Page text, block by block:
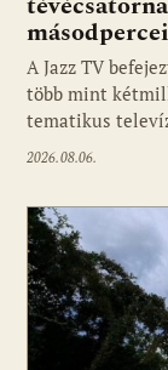
Fotó: media1.hu
másodpercei
A Jazz TV
több mint
tematikus
2026.08.06.